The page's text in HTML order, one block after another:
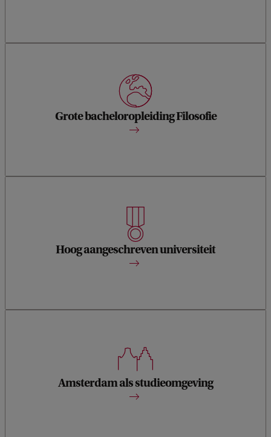
Grote bacheloropleiding Filosofie
Met 120 eerstejaars studenten een van de grootste
opleidingen in Filosofie in Nederland.
Hoog aangeschreven universiteit
De UvA is als nummer 53 in de wereld (QS Rankings) een top
Amsterdam als studieomgeving
Wereldstad waar verschillende ideeën en ideologieën